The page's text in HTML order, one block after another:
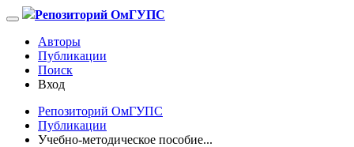
Репозиторий ОмГУПС
Авторы
Публикации
Поиск
Вход
Репозиторий ОмГУПС
Публикации
Учебно-методическое пособие...